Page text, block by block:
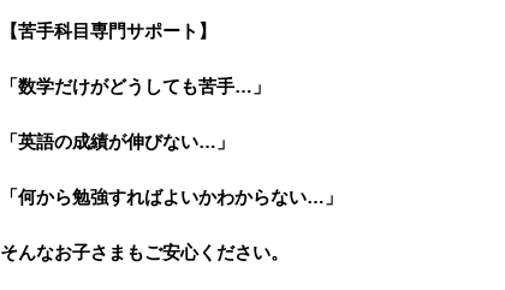
【苦手科目専門サポート】
「数学だけがどうしても苦手…」
「英語の成績が伸びない…」
「何から勉強すればよいかわからない…」
そんなお子さまもご安心ください。